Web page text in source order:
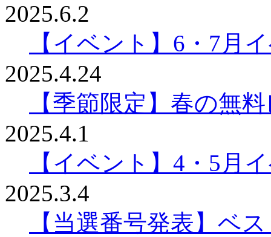
2025.6.2
【イベント】6・7月
2025.4.24
【季節限定】春の無
2025.4.1
【イベント】4・5月
2025.3.4
【当選番号発表】ベ